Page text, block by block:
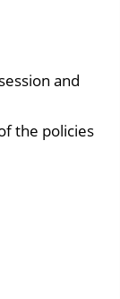
and
the policies